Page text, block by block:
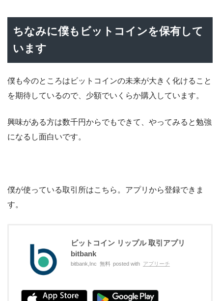
ちなみに僕もビットコインを保有して
います
僕も今のところはビットコインの未来が大きく化けること
を期待しているので、少額でいくらか購入しています。
興味がある方は数千円からでもできて、やってみると勉強
になるし面白いです。
僕が使っている取引所はこちら。アプリから登録できま
す。
ビットコイン リップル 取引アプリ
bitbank
bitbank,Inc 無料 posted with アプリーチ